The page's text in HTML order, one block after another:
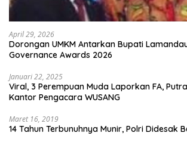
April 29, 2026
Dorongan UMKM Antarkan Bupati
Governance Awards 2026
Januari 22, 2025
Viral, 3 Perempuan Muda Laporkan FA,
Kantor Pengacara WUSANG
Maret 16, 2019
14 Tahun Terbunuhnya Munir, Polri Didesak